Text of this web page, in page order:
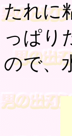
たれに
っぱり
ので、